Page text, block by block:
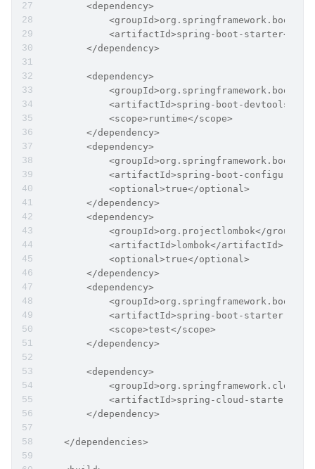
        <dependency>
<groupId>org.springframework.boot</
<artifactId>spring-boot-starter</
        </dependency>
        <dependency>
<groupId>org.springframework.boot</
<artifactId>spring-boot-devtools</
            <scope>runtime</scope>
        </dependency>
        <dependency>
<groupId>org.springframework.boot</
<artifactId>spring-boot-
            <optional>true</optional>
        </dependency>
        <dependency>
            <groupId>org.projectlombok</groupId>
            <artifactId>lombok</artifactId>
            <optional>true</optional>
        </dependency>
        <dependency>
<groupId>org.springframework.boot</
<artifactId>spring-boot-starter-
            <scope>test</scope>
        </dependency>
        <dependency>
<groupId>org.springframework.cloud</
<artifactId>spring-cloud-starter-
        </dependency>
    </dependencies>